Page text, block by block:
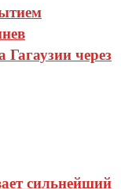
через
сильнейший